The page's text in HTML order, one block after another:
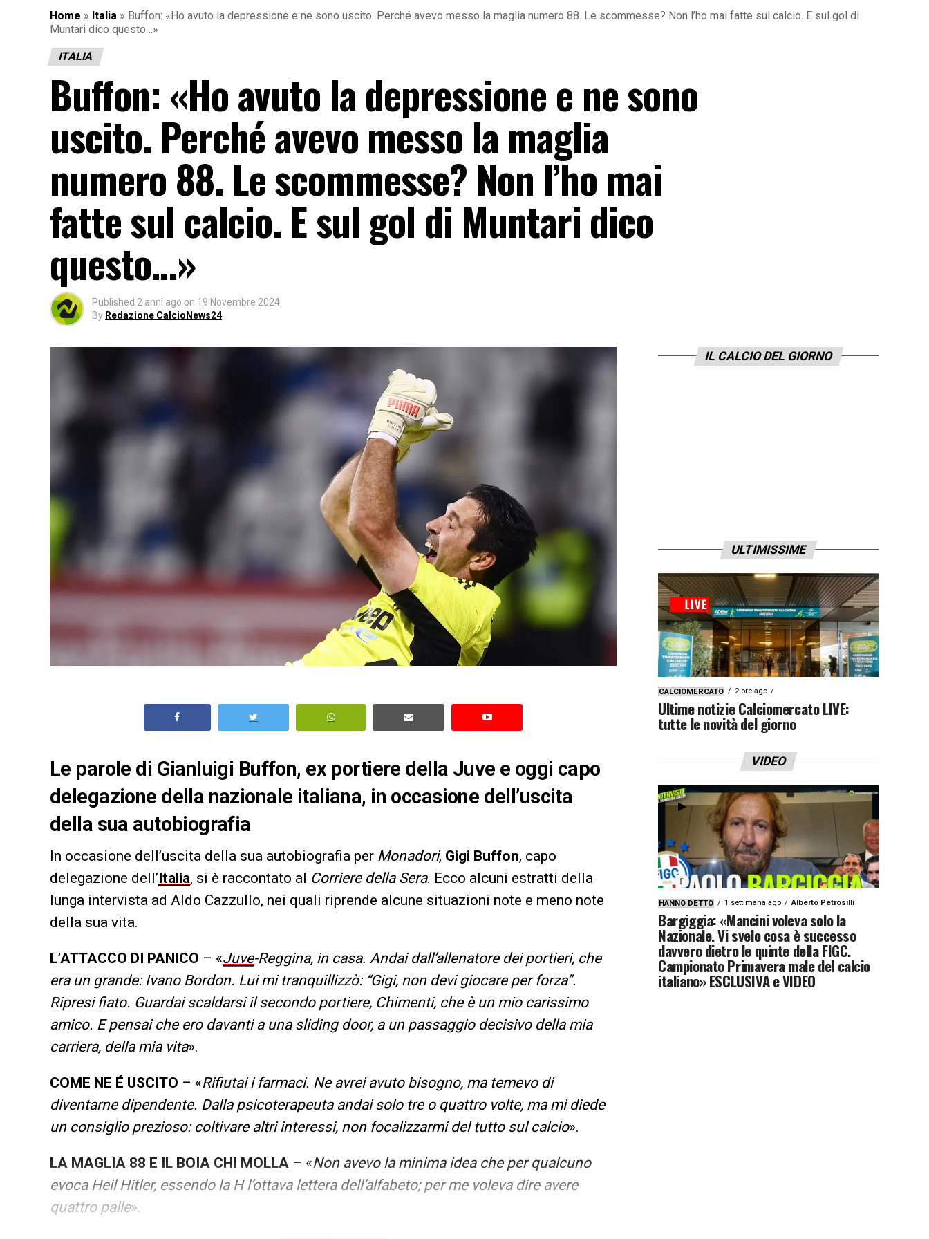
Home » Italia » Buffon: «Ho avuto la depressione e ne sono uscito. Perché avevo messo la maglia numero 88. Le scommesse? Non l’ho mai fatte sul calcio. E sul gol di
Muntari dico questo…»
ITALIA
Buffon: «Ho avuto la depressione e ne sono
uscito. Perché avevo messo la maglia
numero 88. Le scommesse? Non l’ho mai
fatte sul calcio. E sul gol di Muntari dico
questo…»
Published 2 anni ago on 19 Novembre 2024
By Redazione CalcioNews24
Le parole di Gianluigi Buffon, ex portiere della Juve e oggi capo
delegazione della nazionale italiana, in occasione dell’uscita
della sua autobiografia
In occasione dell’uscita della sua autobiografia per Monadori, Gigi Buffon, capo
delegazione dell’Italia, si è raccontato al Corriere della Sera. Ecco alcuni estratti della
lunga intervista ad Aldo Cazzullo, nei quali riprende alcune situazioni note e meno note
della sua vita.
L’ATTACCO DI PANICO – «Juve-Reggina, in casa. Andai dall’allenatore dei portieri, che
era un grande: Ivano Bordon. Lui mi tranquillizzò: “Gigi, non devi giocare per forza”.
Ripresi fiato. Guardai scaldarsi il secondo portiere, Chimenti, che è un mio carissimo
amico. E pensai che ero davanti a una sliding door, a un passaggio decisivo della mia
carriera, della mia vita».
COME NE É USCITO – «Rifiutai i farmaci. Ne avrei avuto bisogno, ma temevo di
diventarne dipendente. Dalla psicoterapeuta andai solo tre o quattro volte, ma mi diede
un consiglio prezioso: coltivare altri interessi, non focalizzarmi del tutto sul calcio».
LA MAGLIA 88 E IL BOIA CHI MOLLA – «Non avevo la minima idea che per qualcuno
evoca Heil Hitler, essendo la H l’ottava lettera dell’alfabeto; per me voleva dire avere
quattro palle».
IL CALCIO DEL GIORNO
ULTIMISSIME
CALCIOMERCATO 2 ore ago
Ultime notizie Calciomercato LIVE:
tutte le novità del giorno
VIDEO
HANNO DETTO 1 settimana ago Alberto Petrosilli
Bargiggia: «Mancini voleva solo la
Nazionale. Vi svelo cosa è successo
davvero dietro le quinte della FIGC.
Campionato Primavera male del calcio
italiano» ESCLUSIVA e VIDEO